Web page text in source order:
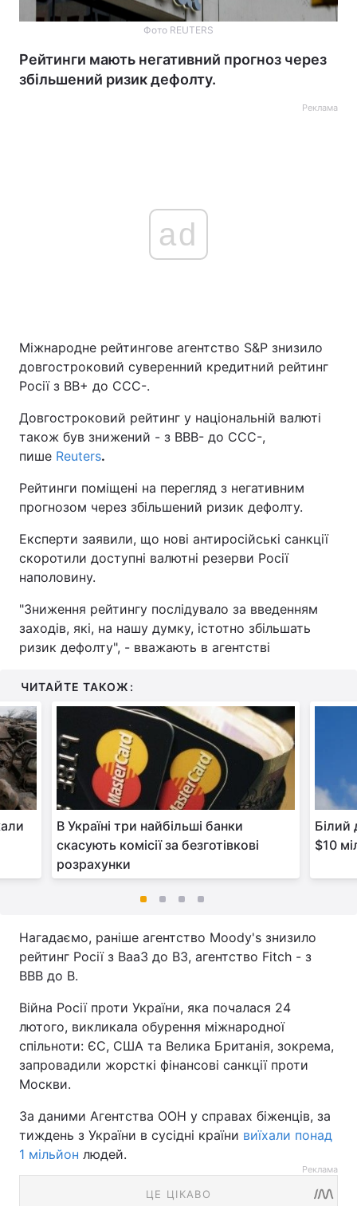
Фото REUTERS
Рейтинги мають негативний прогноз через
збільшений ризик дефолту.
Реклама
ad
Міжнародне рейтингове агентство S&P знизило
довгостроковий суверенний кредитний рейтинг
Росії з ВВ+ до CCC-.
Довгостроковий рейтинг у національній валюті
також був знижений - з ВВВ- до CCC-,
пише Reuters.
Рейтинги поміщені на перегляд з негативним
прогнозом через збільшений ризик дефолту.
Експерти заявили, що нові антиросійські санкції
скоротили доступні валютні резерви Росії
наполовину.
"Зниження рейтингу послідувало за введенням
заходів, які, на нашу думку, істотно збільшать
ризик дефолту", - вважають в агентстві
ЧИТАЙТЕ ТАКОЖ:
В Україні три найбільші банки
скасують комісії за безготівкові
розрахунки
Білий
$10
Нагадаємо, раніше агентство Moody's знизило
рейтинг Росії з Baa3 до B3, агентство Fitch - з
ВВВ до B.
Війна Росії проти України, яка почалася 24
лютого, викликала обурення міжнародної
спільноти: ЄС, США та Велика Британія, зокрема,
запровадили жорсткі фінансові санкції проти
Москви.
За даними Агентства ООН у справах біженців, за
тиждень з України в сусідні країни виїхали понад
1 мільйон людей.
Реклама